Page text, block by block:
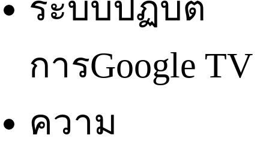
ระบบปฏิบัติ
การGoogle TV
ความ